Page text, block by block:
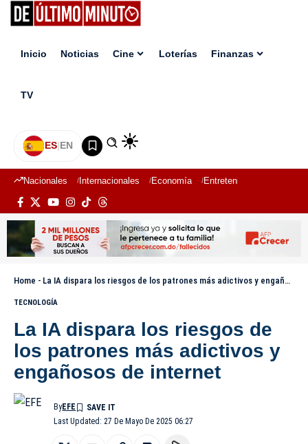
Inicio Noticias Cine Loterías Finanzas
TV
ES|EN
Nacionales Internacionales Economía Entretenimiento
Home - La IA dispara los riesgos de los patrones más adictivos y engañosos de internet
TECNOLOGÍA
La IA dispara los riesgos de
los patrones más adictivos y
engañosos de internet
Last Updated: 27 De Mayo De 2025 06:27
ByEFE